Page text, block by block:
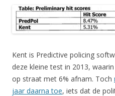
Kent is Predictive policing
deze kleine test in 2013,
op straat met 6% afnam. Toch
jaar daarna toe, iets dat de